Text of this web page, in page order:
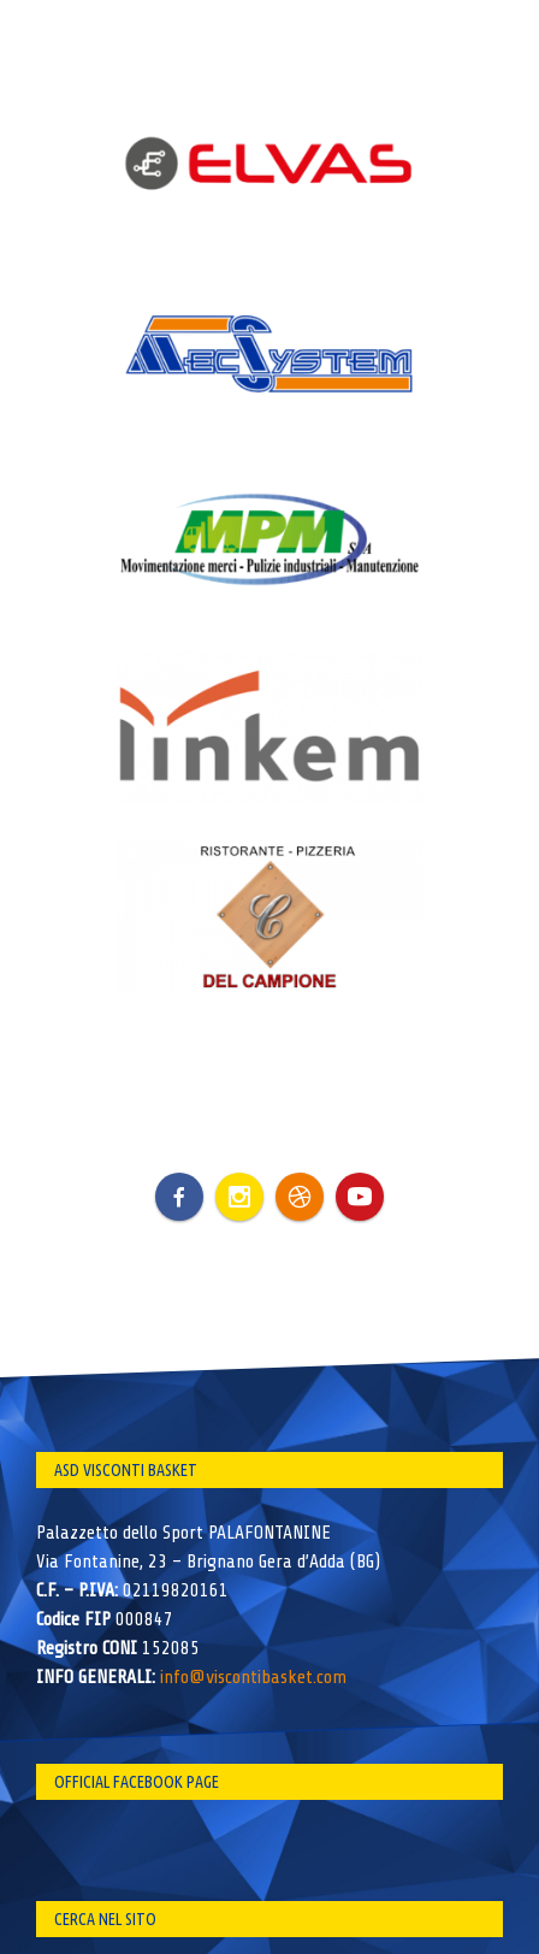
ASD VISCONTI BASKET
Palazzetto dello Sport PALAFONTANINE
Via Fontanine, 23 – Brignano Gera d’Adda (BG)
C.F. – P.IVA:02119820161
Codice FIP000847
Registro CONI 152085
INFO GENERALI: info@viscontibasket.com
OFFICIAL FACEBOOK PAGE
CERCA NEL SITO